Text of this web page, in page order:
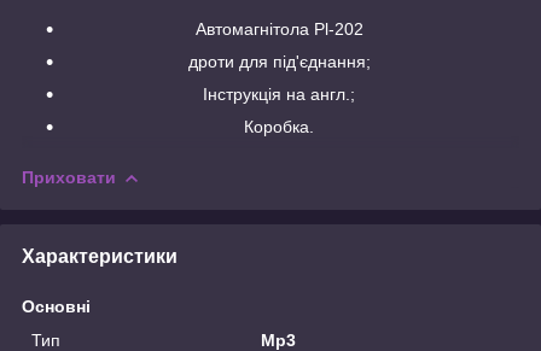
Автомагнітола Pl-202
дроти для під'єднання;
Інструкція на англ.;
Коробка.
Приховати
Характеристики
Основні
Тип
Mp3